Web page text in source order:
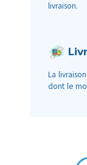
livraison.
La
dont le